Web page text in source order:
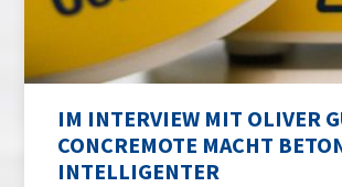
IM INTERVIEW MIT OLIVER
CONCREMOTE MACHT
INTELLIGENTER